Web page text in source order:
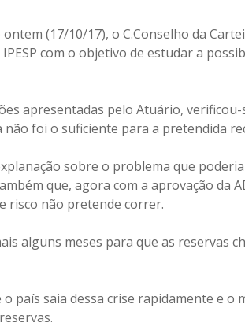
(17/10/17), o C.Conselho da
com o objetivo de estudar a
apresentadas pelo Atuário,
foi o suficiente para a pretendida
sobre o problema que
que, agora com a aprovação da
risco não pretende correr.
alguns meses para que as reservas
país saia dessa crise rapidamente e o